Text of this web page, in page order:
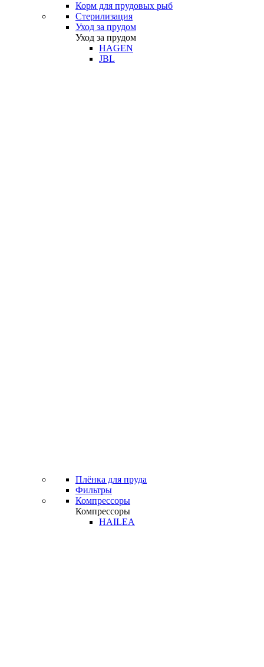
Корм для прудовых рыб
Стерилизация
Уход за прудом
Уход за прудом
HAGEN
JBL
Плёнка для пруда
Фильтры
Компрессоры
Компрессоры
HAILEA